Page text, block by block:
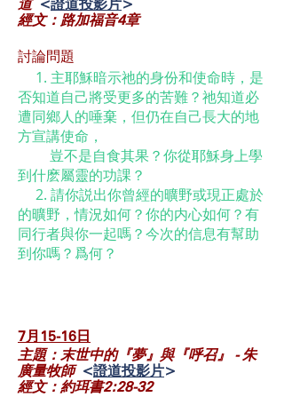
道 <證道投影片>
經文：路加福音4章
討論問題
1. 主耶穌暗示祂的身份和使命時，是
否知道自己將受更多的苦難？祂知道必
遭同鄉人的唾棄，但仍在自己長大的地
方宣講使命，
豈不是自食其果？你從耶穌身上學
到什麽屬靈的功課？
2. 請你説出你曾經的曠野或現正處於
的曠野，情況如何？你的内心如何？有
同行者與你一起嗎？今次的信息有幫助
到你嗎？爲何？
7月15-16 日
主題：末世中的『夢』與『呼召』 - 朱
廣量牧師 <證道投影片>
經文：約珥書2:28-32